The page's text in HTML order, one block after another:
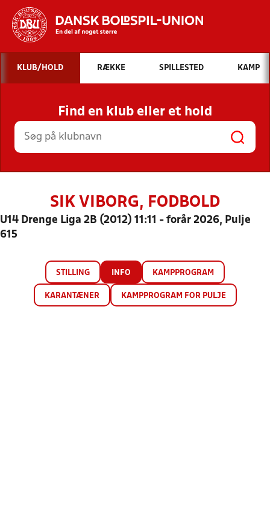
Hvad vil du søge efter?
INDHOLD OG NYHEDER
STILLINGER, RESULTATER, KLUBBER OG
HOLD
KLUB/HOLD RÆKKE SPILLESTED KAMP
Find en klub eller et hold
SIK VIBORG, FODBOLD
U14 Drenge Liga 2B (2012) 11:11 - forår 2026, Pulje
615
STILLING INFO KAMPPROGRAM
KARANTÆNER KAMPPROGRAM FOR PULJE